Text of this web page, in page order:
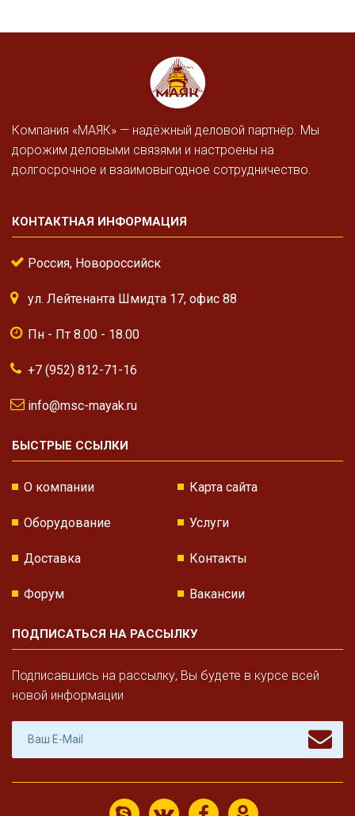
Компания «МАЯК» — надёжный деловой партнёр. Мы
дорожим деловыми связями и настроены на
долгосрочное и взаимовыгодное сотрудничество.
КОНТАКТНАЯ ИНФОРМАЦИЯ
Россия, Новороссийск
ул. Лейтенанта Шмидта 17, офис 88
Пн - Пт 8.00 - 18.00
+7 (952) 812-71-16
info@msc-mayak.ru
БЫСТРЫЕ ССЫЛКИ
О компании Карта сайта
Оборудование Услуги
Доставка Контакты
Форум Вакансии
ПОДПИСАТЬСЯ НА РАССЫЛКУ
Подписавшись на рассылку, Вы будете в курсе всей
новой информации